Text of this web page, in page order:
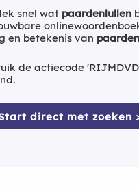
snel wat paardenlullen
en betekenis van
de actiecode
direct met zoeken